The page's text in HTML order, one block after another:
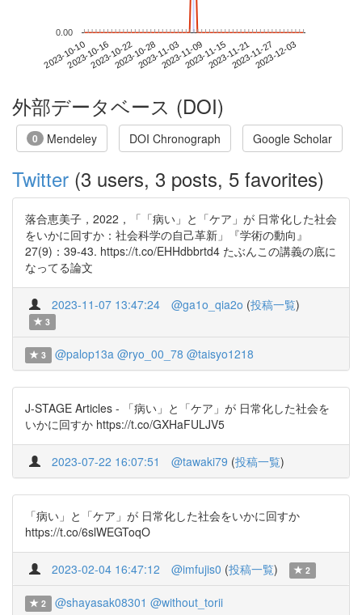
2023-10-102023-10-162023-10-222023-10-282023-11-032023-11-092023-11-152023-11-212023-11-272023-12-03
0.00
外部データベース (DOI)
0 Mendeley DOI Chronograph Google Scholar
Twitter (3 users, 3 posts, 5 favorites)
落合恵美子，2022，「「病い」と「ケア」が 日常化した社会
をいかに回すか：社会科学の自己革新」『学術の動向』
27(9)：39-43. https://t.co/EHHdbbrtd4 たぶんこの講義の底に
なってる論文
2023-11-07 13:47:24 @ga1o_qia2o (投稿一覧)
3
3 @palop13a @ryo_00_78 @taisyo1218
J-STAGE Articles - 「病い」と「ケア」が 日常化した社会を
いかに回すか https://t.co/GXHaFULJV5
2023-07-22 16:07:51 @tawaki79 (投稿一覧)
「病い」と「ケア」が 日常化した社会をいかに回すか
https://t.co/6slWEGToqO
2023-02-04 16:47:12 @imfujis0 (投稿一覧) 2
2 @shayasak08301 @without_torii